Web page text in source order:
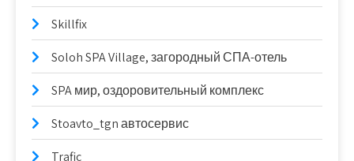
Skillfix
Soloh SPA Village, загородный СПА-отель
SPA мир, оздоровительный комплекс
Stoavto_tgn автосервис
Trafic